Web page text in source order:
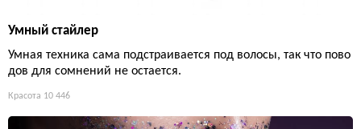
Умный стайлер
Умная техника сама подстраивается под волосы, так что пово
дов для сомнений не остается.
Красота 10 446